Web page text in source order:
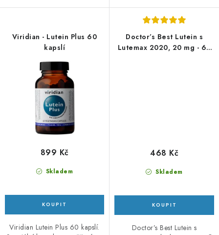
Viridian - Lutein Plus 60
kapslí
Skladem
899 Kč
Viridian Lutein Plus 60 kapslí.
Doctor’s Best Lutein s
Lutemax 2020, 20 mg - 60
Skladem
468 Kč
Doctor’s Best Lutein s